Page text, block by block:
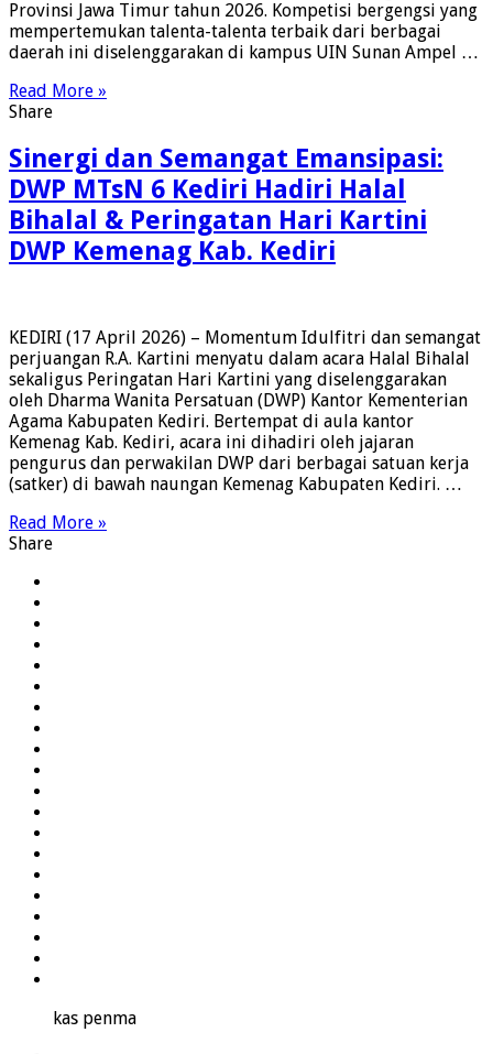
Provinsi Jawa Timur tahun 2026. Kompetisi bergengsi yang
mempertemukan talenta-talenta terbaik dari berbagai
daerah ini diselenggarakan di kampus UIN Sunan Ampel …
Read More »
Share
Sinergi dan Semangat Emansipasi:
DWP MTsN 6 Kediri Hadiri Halal
Bihalal & Peringatan Hari Kartini
DWP Kemenag Kab. Kediri
KEDIRI (17 April 2026) – Momentum Idulfitri dan semangat
perjuangan R.A. Kartini menyatu dalam acara Halal Bihalal
sekaligus Peringatan Hari Kartini yang diselenggarakan
oleh Dharma Wanita Persatuan (DWP) Kantor Kementerian
Agama Kabupaten Kediri. Bertempat di aula kantor
Kemenag Kab. Kediri, acara ini dihadiri oleh jajaran
pengurus dan perwakilan DWP dari berbagai satuan kerja
(satker) di bawah naungan Kemenag Kabupaten Kediri. …
Read More »
Share
kas penma